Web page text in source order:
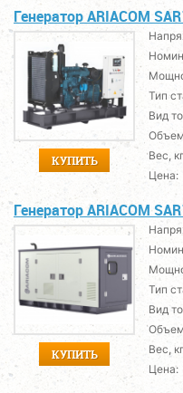
Генератор ARIACOM
КУПИТЬ
Тип
Вид
Вес, кг
Цена:
Генератор ARIACOM
КУПИТЬ
Тип
Вид
Вес, кг
Цена: